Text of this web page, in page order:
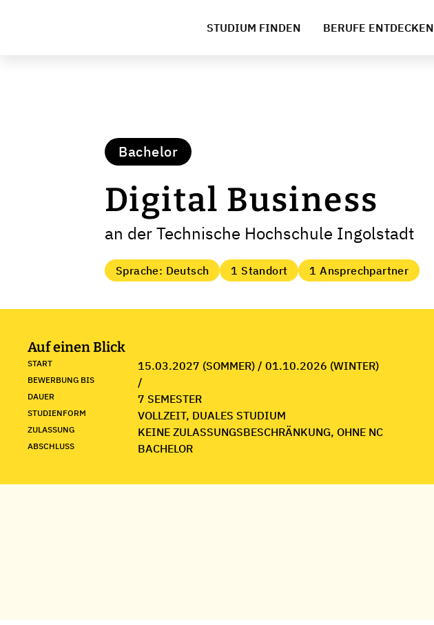
STUDIUM FINDEN BERUFE ENTDECKEN
Bachelor
Digital Business
an der Technische Hochschule Ingolstadt
Sprache: Deutsch 1 Standort 1 Ansprechpartner
Auf einen Blick
START 15.03.2027 (SOMMER) / 01.10.2026 (WINTER)
BEWERBUNG BIS /
DAUER 7 SEMESTER
STUDIENFORM VOLLZEIT, DUALES STUDIUM
ZULASSUNG KEINE ZULASSUNGSBESCHRÄNKUNG, OHNE NC
ABSCHLUSS BACHELOR